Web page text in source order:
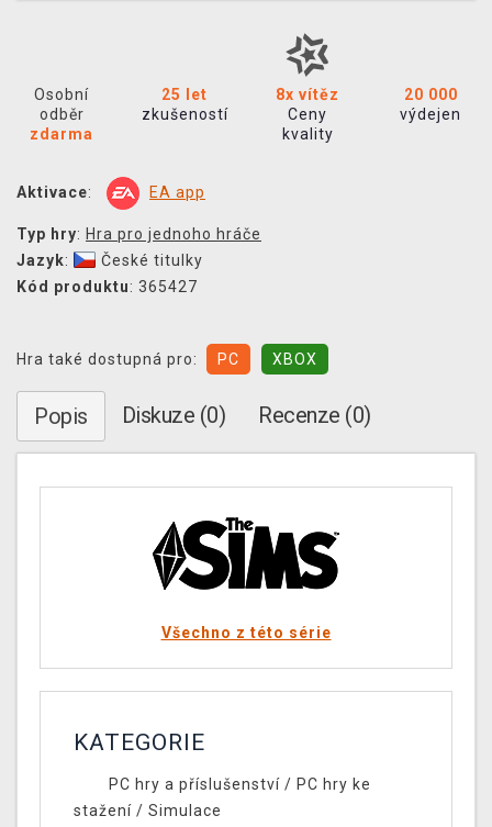
Osobní
odběr
zdarma
25 let
zkušeností
8x vítěz
Ceny
kvality
20 000
výdejen
Aktivace: EA app
Typ hry: Hra pro jednoho hráče
Jazyk:
České titulky
Kód produktu: 365427
Hra také dostupná pro: PC XBOX
Popis Diskuze (0) Recenze (0)
Všechno z této série
KATEGORIE
PC hry a příslušenství/ PC hry ke
stažení / Simulace